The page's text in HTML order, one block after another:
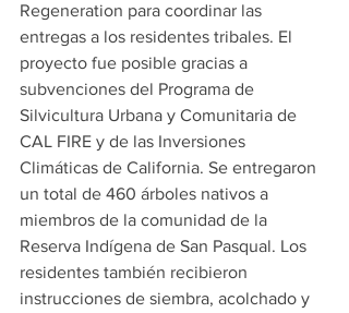
Regeneration para coordinar las
entregas a los residentes tribales. El
proyecto fue posible gracias a
subvenciones del Programa de
Silvicultura Urbana y Comunitaria de
CAL FIRE y de las Inversiones
Climáticas de California. Se entregaron
un total de 460 árboles nativos a
miembros de la comunidad de la
Reserva Indígena de San Pasqual. Los
residentes también recibieron
instrucciones de siembra, acolchado y